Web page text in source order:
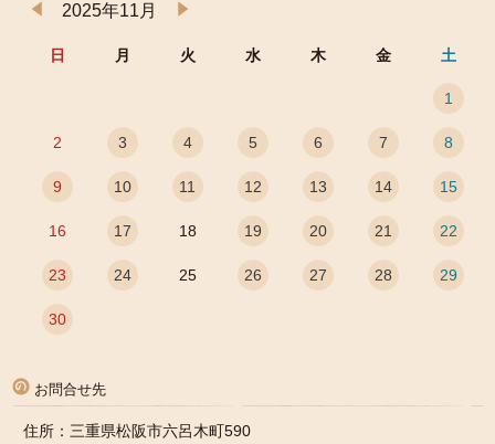
2025年11月
日 月 火 水 木 金 土
1
2 3 4 5 6 7 8
9 10 11 12 13 14 15
16 17 18 19 20 21 22
23 24 25 26 27 28 29
30
お問合せ先
住所：三重県松阪市六呂木町590